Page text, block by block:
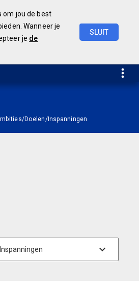
om jou de best
Wanneer je
je de
SLUIT
Doelen/Inspanningen